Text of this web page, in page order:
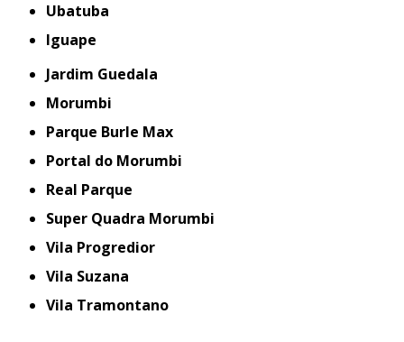
Ubatuba
iguape
Jardim Guedala
Morumbi
Parque Burle Max
Portal do Morumbi
Real Parque
Super Quadra Morumbi
Vila Progredior
Vila Suzana
Vila Tramontano